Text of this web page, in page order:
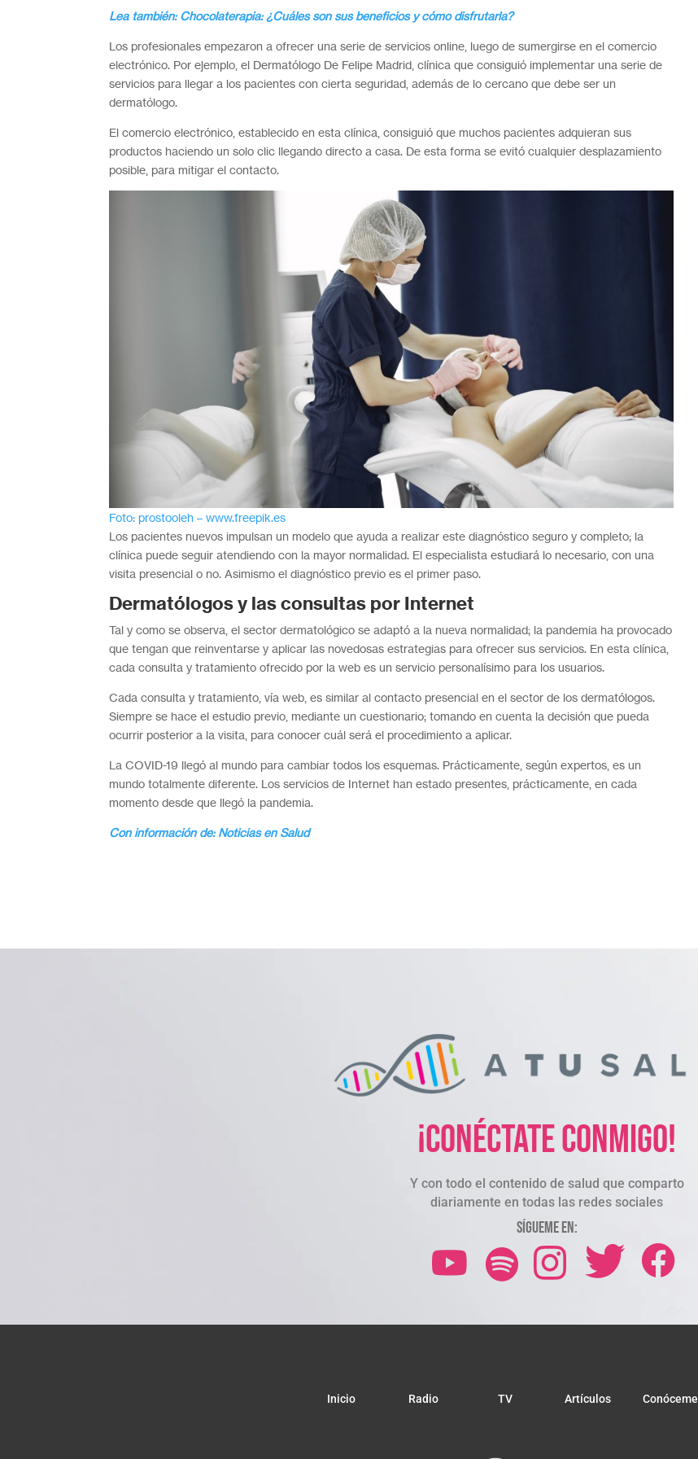
Lea también: Chocolaterapia: ¿Cuáles son sus beneficios y cómo disfrutarla?
Los profesionales empezaron a ofrecer una serie de servicios online, luego de sumergirse en el comercio
electrónico. Por ejemplo, el Dermatólogo De Felipe Madrid, clínica que consiguió implementar una serie de
servicios para llegar a los pacientes con cierta seguridad, además de lo cercano que debe ser un
dermatólogo.
El comercio electrónico, establecido en esta clínica, consiguió que muchos pacientes adquieran sus
productos haciendo un solo clic llegando directo a casa. De esta forma se evitó cualquier desplazamiento
posible, para mitigar el contacto.
Foto: prostooleh – www.freepik.es
Los pacientes nuevos impulsan un modelo que ayuda a realizar este diagnóstico seguro y completo; la
clínica puede seguir atendiendo con la mayor normalidad. El especialista estudiará lo necesario, con una
visita presencial o no. Asimismo el diagnóstico previo es el primer paso.
Dermatólogos y las consultas por Internet
Tal y como se observa, el sector dermatológico se adaptó a la nueva normalidad; la pandemia ha provocado
que tengan que reinventarse y aplicar las novedosas estrategias para ofrecer sus servicios. En esta clínica,
cada consulta y tratamiento ofrecido por la web es un servicio personalísimo para los usuarios.
Cada consulta y tratamiento, vía web, es similar al contacto presencial en el sector de los dermatólogos.
Siempre se hace el estudio previo, mediante un cuestionario; tomando en cuenta la decisión que pueda
ocurrir posterior a la visita, para conocer cuál será el procedimiento a aplicar.
La COVID-19 llegó al mundo para cambiar todos los esquemas. Prácticamente, según expertos, es un
mundo totalmente diferente. Los servicios de Internet han estado presentes, prácticamente, en cada
momento desde que llegó la pandemia.
Con información de: Noticias en Salud
¡Conéctate conmigo!
Y con todo el contenido de salud que comparto
diariamente en todas las redes sociales
Sígueme en:
Inicio Radio TV Artículos Conóceme